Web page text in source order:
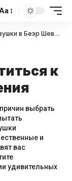
в Беэр Шева >
к
выбрать
и
вас
удивительных